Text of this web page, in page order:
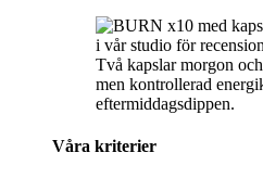
Två kapslar morgon
men kontrollerad
eftermiddagsdippen.
Våra kriterier